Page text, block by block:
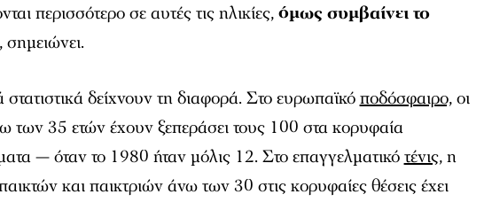
περισσότερο σε αυτές τις ηλικίες,όμως συμβαίνει το
σημειώνει.
στατιστικά δείχνουν τη διαφορά. Στο ευρωπαϊκόποδόσφαιρο,οι
των 35 ετών έχουν ξεπεράσει τους 100 στα κορυφαία
— όταν το 1980 ήταν μόλις 12. Στο επαγγελματικότένις,η
και παικτριών άνω των 30 στις κορυφαίες θέσεις έχει